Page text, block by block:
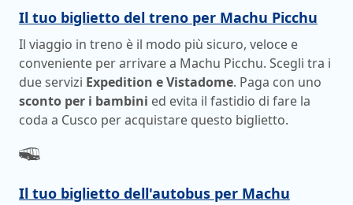
Il tuo biglietto del treno per Machu Picchu
Il viaggio in treno è il modo più sicuro, veloce e
conveniente per arrivare a Machu Picchu. Scegli tra i
due servizi Expedition e Vistadome. Paga con uno
sconto per i bambini ed evita il fastidio di fare la
coda a Cusco per acquistare questo biglietto.
Il tuo biglietto dell'autobus per Machu